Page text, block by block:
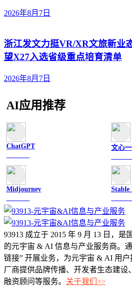
2026年8月7日
浙江发文力挺VR/XR文旅新业
望X27入选省级重点培育清单
2026年8月7日
AI应用推荐
ChatGPT 文心
Midjourney Stable
93913 成立于 2015 年 9 月 13 日，是
的元宇宙 & AI 信息与产业服务商。
链接” 开展业务，为元宇宙 & AI 用
厂商提供品牌传播、开发者生态建设
融资顾问等服务。 关于我们>>